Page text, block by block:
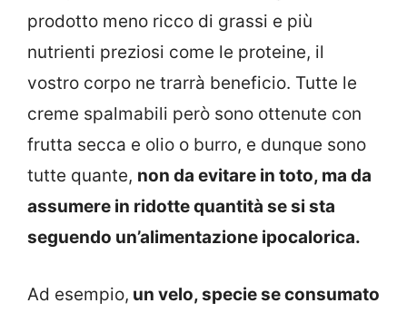
prodotto meno ricco di grassi e più
nutrienti preziosi come le proteine, il
vostro corpo ne trarrà beneficio. Tutte le
creme spalmabili però sono ottenute con
frutta secca e olio o burro, e dunque sono
tutte quante, non da evitare in toto, ma da
assumere in ridotte quantità se si sta
seguendo un’alimentazione ipocalorica.
Ad esempio, un velo, specie se consumato